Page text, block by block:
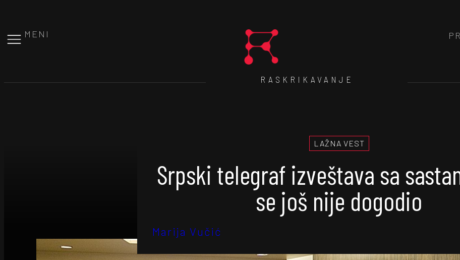
MENI
RASKRIKAVANJE
LAŽNA VEST
Srpski telegraf izveštava sa
se još nije dogodio
Marija Vučić